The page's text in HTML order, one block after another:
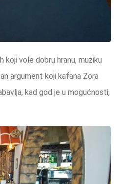
vole dobru hranu, muziku
argument koji kafana Zora
kad god je u mogućnosti,